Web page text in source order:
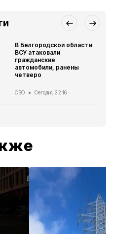
В Белгородской области
ВСУ атаковали
гражданские
автомобили, ранены
четверо
СВО Сегодня, 22:16